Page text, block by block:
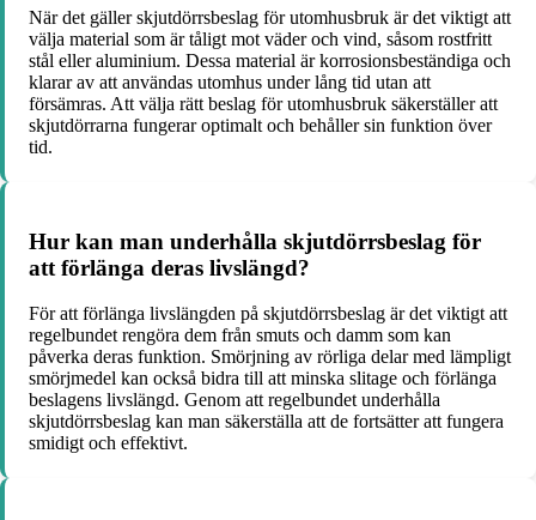
När det gäller skjutdörrsbeslag för utomhusbruk är det viktigt att
välja material som är tåligt mot väder och vind, såsom rostfritt
stål eller aluminium. Dessa material är korrosionsbeständiga och
klarar av att användas utomhus under lång tid utan att
försämras. Att välja rätt beslag för utomhusbruk säkerställer att
skjutdörrarna fungerar optimalt och behåller sin funktion över
tid.
Hur kan man underhålla skjutdörrsbeslag för
att förlänga deras livslängd?
För att förlänga livslängden på skjutdörrsbeslag är det viktigt att
regelbundet rengöra dem från smuts och damm som kan
påverka deras funktion. Smörjning av rörliga delar med lämpligt
smörjmedel kan också bidra till att minska slitage och förlänga
beslagens livslängd. Genom att regelbundet underhålla
skjutdörrsbeslag kan man säkerställa att de fortsätter att fungera
smidigt och effektivt.